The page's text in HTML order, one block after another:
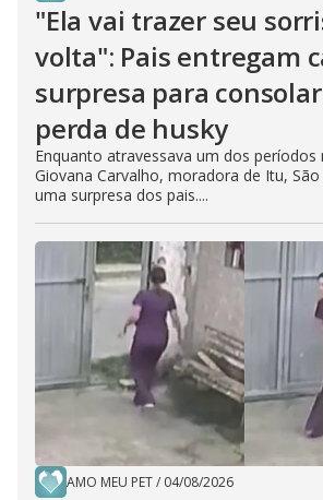
"Ela vai trazer seu
volta": Pais entregam
surpresa para
perda de husky
Enquanto atravessava um dos períodos
Giovana Carvalho, moradora de Itu,
uma surpresa dos pais....
AMO MEU PET/ 04/08/2026